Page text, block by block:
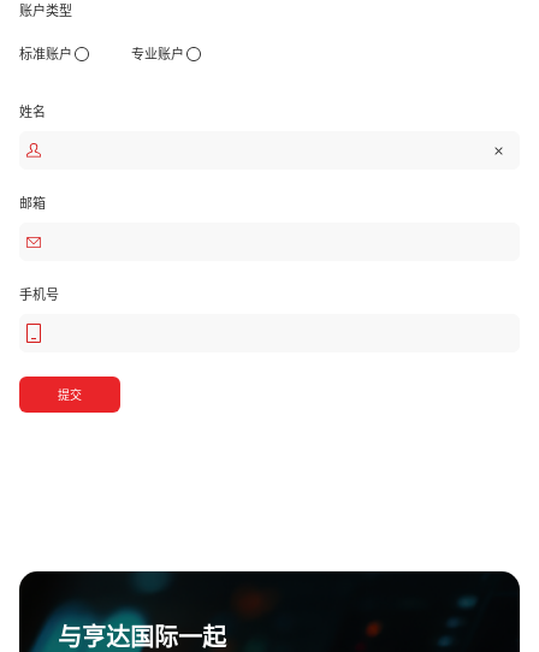
账户类型
标准账户 专业账户
姓名
邮箱
手机号
提交
与亨达国际一起